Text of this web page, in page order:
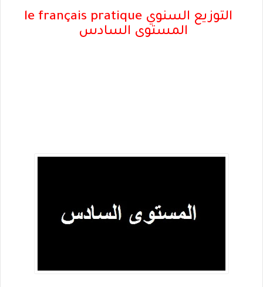
التوزيع السنوي le français pratique
المستوى السادس